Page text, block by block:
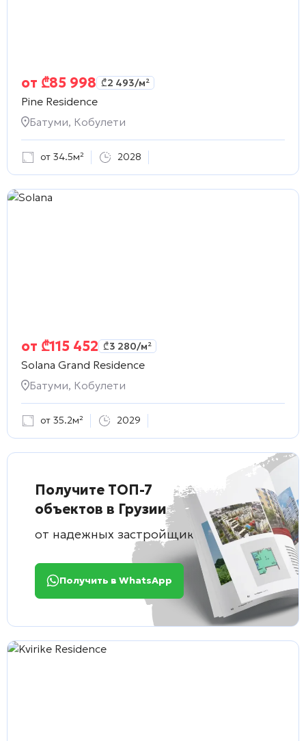
от ₾85 998 ₾2 493/м²
Pine Residence
Батуми, Кобулети
от 34.5м² 2028
от ₾115 452 ₾3 280/м²
Solana Grand Residence
Батуми, Кобулети
от 35.2м² 2029
Получите ТОП-7
объектов в Грузии
от надежных застройщиков
Получить в WhatsApp